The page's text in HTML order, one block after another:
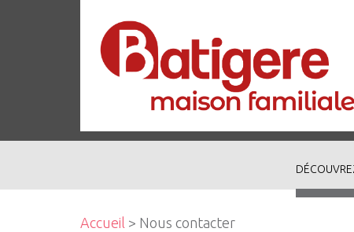
Accueil > Nous contacter